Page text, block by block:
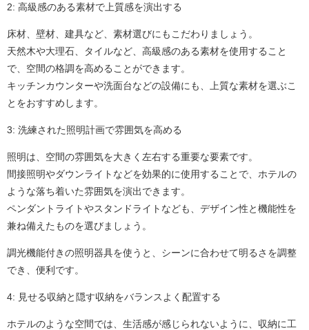
2: 高級感のある素材で上質感を演出する
床材、壁材、建具など、素材選びにもこだわりましょう。
天然木や大理石、タイルなど、高級感のある素材を使用すること
で、空間の格調を高めることができます。
キッチンカウンターや洗面台などの設備にも、上質な素材を選ぶこ
とをおすすめします。
3: 洗練された照明計画で雰囲気を高める
照明は、空間の雰囲気を大きく左右する重要な要素です。
間接照明やダウンライトなどを効果的に使用することで、ホテルの
ような落ち着いた雰囲気を演出できます。
ペンダントライトやスタンドライトなども、デザイン性と機能性を
兼ね備えたものを選びましょう。
調光機能付きの照明器具を使うと、シーンに合わせて明るさを調整
でき、便利です。
4: 見せる収納と隠す収納をバランスよく配置する
ホテルのような空間では、生活感が感じられないように、収納に工